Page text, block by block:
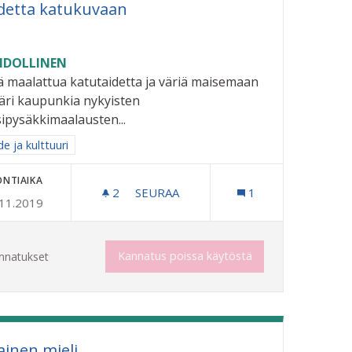
katukuvaan
maalattua katutaidetta ja väriä maisemaan
kaupunkia nykyisten
tulokset aihepiirin mukaan: Taide ja kulttuuri
ja kulttuuri
2 2 SEURAAJAA
SEURAA 1
Kannatus poissa käytöstä